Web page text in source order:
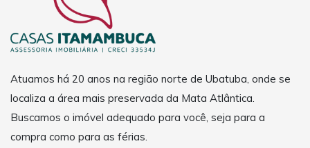
Atuamos há 20 anos na região norte de Ubatuba, onde se
localiza a área mais preservada da Mata Atlântica.
Buscamos o imóvel adequado para você, seja para a
compra como para as férias.